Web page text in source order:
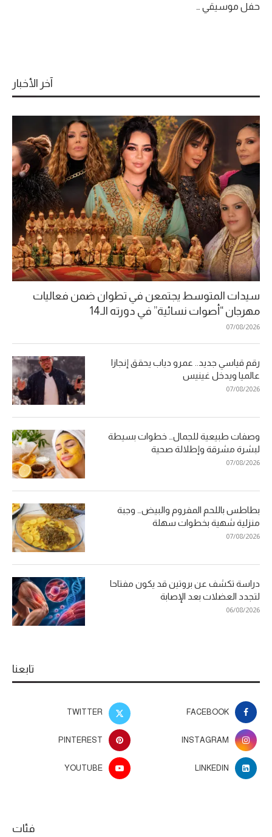
حفل موسيقي …
آخر الأخبار
سيدات المتوسط يجتمعن في تطوان ضمن فعاليات
مهرجان “أصوات نسائية” في دورته الـ14
07/08/2026
رقم قياسي جديد.. عمرو دياب يحقق إنجازا
عالميا ويدخل غينيس
07/08/2026
وصفات طبيعية للجمال… خطوات بسيطة
لبشرة مشرقة وإطلالة صحية
07/08/2026
بطاطس باللحم المفروم والبيض… وجبة
منزلية شهية بخطوات سهلة
07/08/2026
دراسة تكشف عن بروتين قد يكون مفتاحا
لتجدد العضلات بعد الإصابة
06/08/2026
تابعنا
FACEBOOK
TWITTER
INSTAGRAM
PINTEREST
LINKEDIN
YOUTUBE
فئات